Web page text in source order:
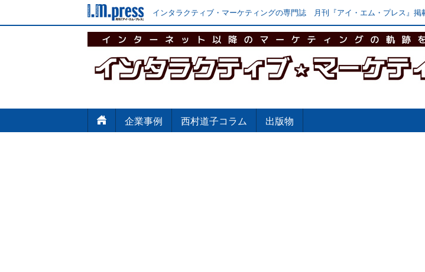
インタラクティブ・マーケティングの専門誌 月刊『アイ・エム・プレス』掲
企業事例 西村道子コラム 出版物